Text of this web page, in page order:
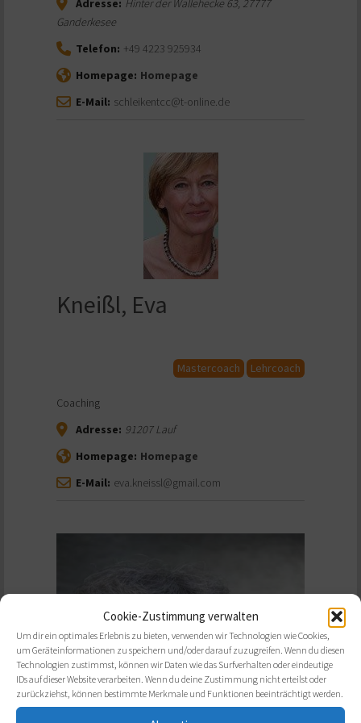
Cookie-Zustimmung verwalten
Um dir ein optimales Erlebnis zu bieten, verwenden wir Technologien wie Cookies,
um Geräteinformationen zu speichern und/oder darauf zuzugreifen. Wenn du diesen
Technologien zustimmst, können wir Daten wie das Surfverhalten oder eindeutige
IDs auf dieser Website verarbeiten. Wenn du deine Zustimmung nicht erteilst oder
zurückziehst, können bestimmte Merkmale und Funktionen beeinträchtigt werden.
Adresse: Hinter der Wallehecke 63, 27777
Ganderkesee
Telefon: +49 4223 925934
Homepage: Homepage
E-Mail: schleikentcc@t-online.de
Kneißl, Eva
Mastercoach Lehrcoach
Coaching
Adresse: 91207Lauf
Homepage: Homepage
E-Mail: eva.kneissl@gmail.com